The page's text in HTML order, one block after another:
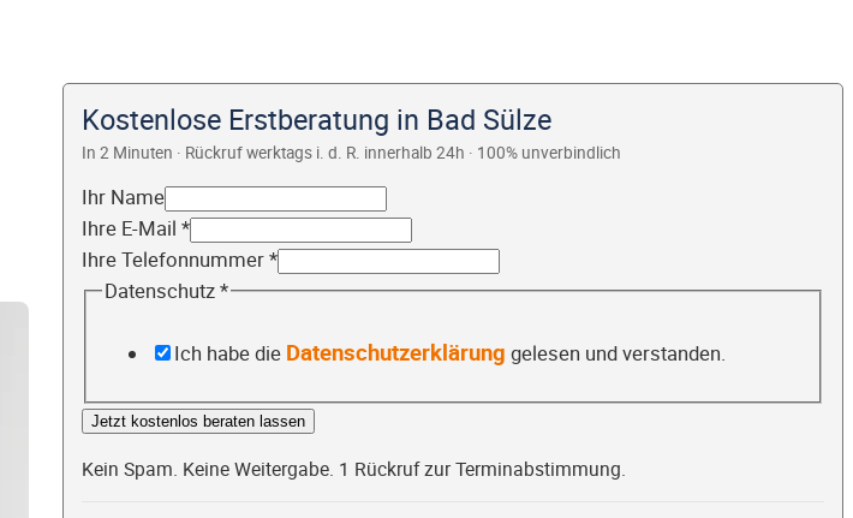
Kostenlose Erstberatung in Bad Sülze
In 2 Minuten · Rückruf werktags i. d. R. innerhalb 24h · 100% unverbindlich
Ihr Name
Ihre E-Mail *
Ihre Telefonnummer*
Datenschutz*
Ich habe die Datenschutzerklärung gelesen und verstanden.
Jetzt kostenlos beraten lassen
Kein Spam. Keine Weitergabe. 1 Rückruf zur Terminabstimmung.